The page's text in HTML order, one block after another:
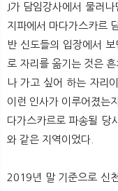
J가 담임강사에서 물러
지파에서 마다가스카르
반 신도들의 입장에서
로 자리를 옮기는 것은
나 가고 싶어 하는 자리
이런 인사가 이루어졌는
다가스카르로 파송될 당
와 같은 지역이었다.
2019년 말 기준으로 신